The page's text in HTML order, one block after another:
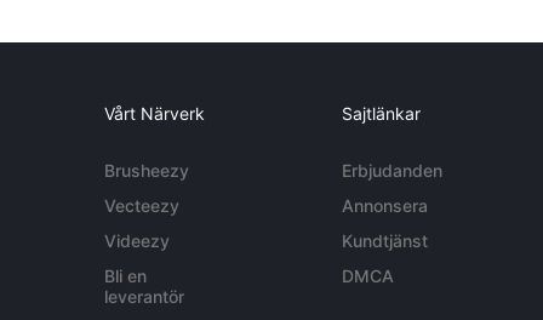
Vårt Närverk
Brusheezy
Vecteezy
Videezy
Bli en
leverantör
Sajtlänkar
Erbjudanden
Annonsera
Kundtjänst
DMCA